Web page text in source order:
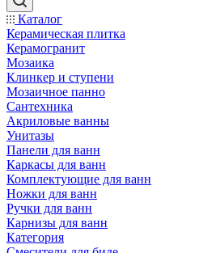
Каталог
Керамическая плитка
Керамогранит
Мозаика
Клинкер и ступени
Мозаичное панно
Сантехника
Акриловые ванны
Унитазы
Панели для ванн
Каркасы для ванн
Комплектующие для ванн
Ножки для ванн
Ручки для ванн
Карнизы для ванн
Категория